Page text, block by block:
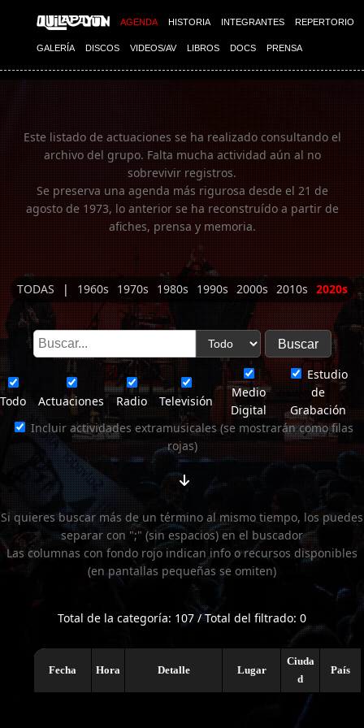
AGENDA HISTORIA INTEGRANTES REPERTORIO
GALERÍA DISCOS VIDEOS/AV LIBROS DOCS PRENSA
Imagen 01
Este listado de actuaciones se ha realizado consultando el
archivo del grupo. Falta mucha actividad aún al no
sobrevivir registros.
Se preserva una agenda más rigurosa desde el 21 de
agosto de 1973, lo anterior se ha reconstruído a partir de
afiches, prensa y memoria.
TODAS | 1960s 1970s 1980s 1990s 2000s 2010s 2020s
Todo Actuaciones Radio Televisión
Medio
Digital
Estudio
de
Grabación
Incluir actividades extramusicales (se mostrarán como filas
rojas)
Si quieres buscar más de un término al mismo tiempo, los puedes
separar con ";" (sin espacios) en el buscador
Las columnas con fondo rojo indican info o recursos disponibles
(en pantallas pequeñas se omiten)
Total de la categoría: 107 / Total del filtrado: 0
Fecha Hora Detalle Lugar
Ciuda
d
País